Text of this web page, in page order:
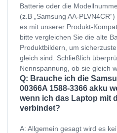
Batterie oder die
(z.B „Samsung AA-
es mit unserer Produkt-
bitte vergleichen Sie die alte
Produktbildern, um
gleich sind. Schließlich
Nennspannung, ob sie gleich
Q: Brauche ich die
00366A 1588-3366 akku
wenn ich das Laptop mit
verbindet?
A: Allgemein gesagt wird es